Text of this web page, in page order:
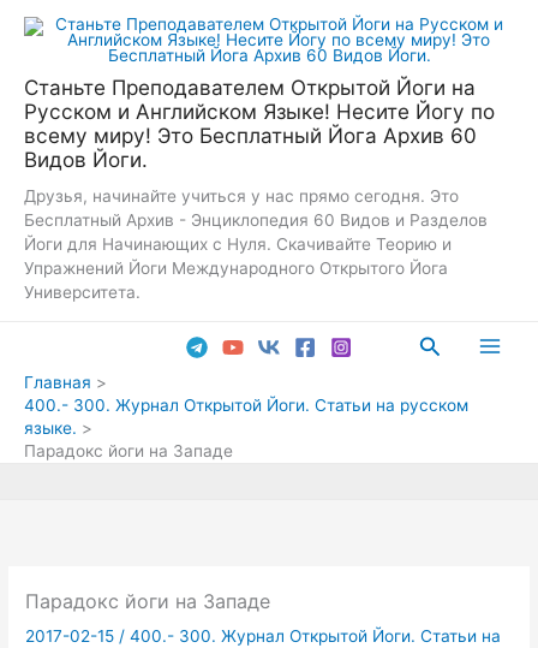
Перейти
Станьте Преподавателем Открытой Йоги на
Русском и Английском Языке! Несите Йогу по
всему миру! Это Бесплатный Йога Архив 60
Видов Йоги.
Друзья, начинайте учиться у нас прямо сегодня. Это
Бесплатный Архив - Энциклопедия 60 Видов и Разделов
Йоги для Начинающих с Нуля. Скачивайте Теорию и
Упражнений Йоги Международного Открытого Йога
Университета.
Поиск
Главная
400.- 300. Журнал Открытой Йоги. Статьи на русском
языке.
Парадокс йоги на Западе
Парадокс йоги на Западе
2017-02-15 /400.- 300. Журнал Открытой Йоги. Статьи на